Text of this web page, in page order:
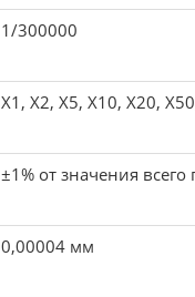
1/300000
X1, X2, X5, X10, X20,
±1% от значения всего
0,00004 мм